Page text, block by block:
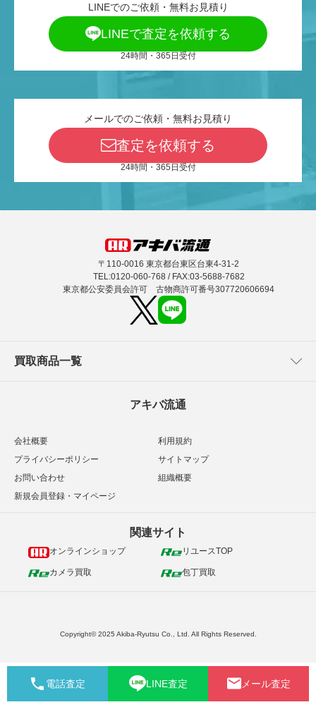
LINEでのご依頼・無料お見積り
LINEで査定を依頼する
24時間・365日受付
メールでのご依頼・無料お見積り
査定を依頼する
24時間・365日受付
〒110-0016 東京都台東区台東4-31-2
TEL:0120-060-768 / FAX:03-5688-7682
東京都公安委員会許可 古物商許可番号307720606694
買取商品一覧
アキバ流通
会社概要
利用規約
プライバシーポリシー
サイトマップ
お問い合わせ
組織概要
新規会員登録・マイページ
関連サイト
オンラインショップ リユースTOP
カメラ買取 包丁買取
Copyright© 2025 Akiba-Ryutsu Co., Ltd. All Rights Reserved.
電話査定 LINE査定 メール査定